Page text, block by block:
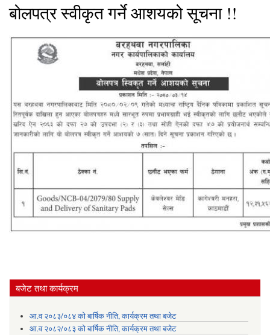
बोलपत्र स्वीकृत गर्ने आशयको सूचना !!
बजेट तथा कार्यक्रम
आ.व २०८३/०८४ को बार्षिक नीति, कार्यक्रम तथा बजेट
आ.व २०८२/०८३ को बार्षिक नीति, कार्यक्रम तथा बजेट